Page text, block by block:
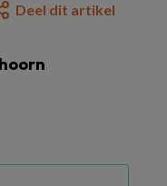
Deel dit artikel